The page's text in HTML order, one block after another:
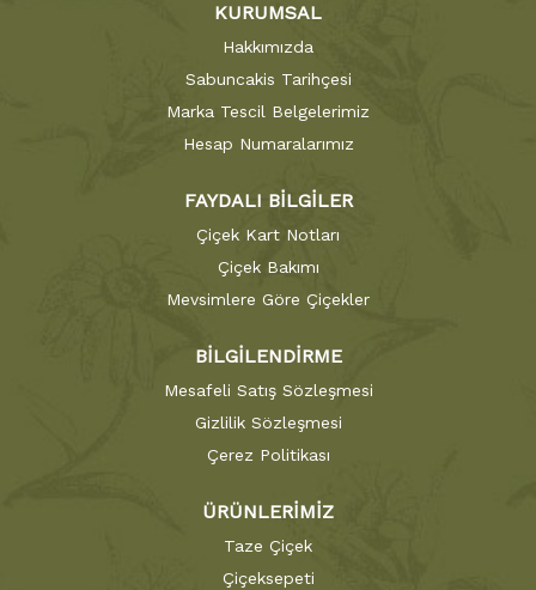
KURUMSAL
Hakkımızda
Sabuncakis Tarihçesi
Marka Tescil Belgelerimiz
Hesap Numaralarımız
FAYDALI BİLGİLER
Çiçek Kart Notları
Çiçek Bakımı
Mevsimlere Göre Çiçekler
BİLGİLENDİRME
Mesafeli Satış Sözleşmesi
Gizlilik Sözleşmesi
Çerez Politikası
ÜRÜNLERİMİZ
Taze Çiçek
Çiçeksepeti